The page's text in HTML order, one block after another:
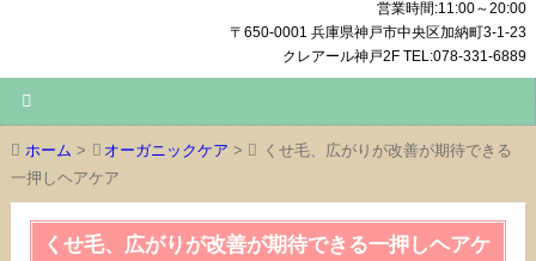
営業時間:11:00～20:00
〒650-0001 兵庫県神戸市中央区加納町3-1-23
クレアール神戸2F TEL:078-331-6889
ホーム > オーガニックケア >
くせ毛、広がりが改善が期待できる
一押しヘアケア
くせ毛、広がりが改善が期待できる一押しヘアケ